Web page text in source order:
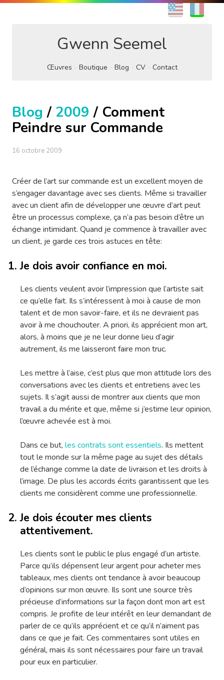
EN
Gwenn Seemel
Œuvres Boutique Blog CV Contact
Blog / 2009 / Comment
Peindre sur Commande
16 octobre 2009
Créer de l’art sur commande est un excellent moyen de
s’engager davantage avec ses clients. Même si travailler
avec un client afin de développer une œuvre d’art peut
être un processus complexe, ça n’a pas besoin d’être un
échange intimidant. Quand je commence à travailler avec
un client, je garde ces trois astuces en tête:
Je dois avoir confiance en moi.
Les clients veulent avoir l’impression que l’artiste sait
ce qu’elle fait. Ils s’intéressent à moi à cause de mon
talent et de mon savoir-faire, et ils ne devraient pas
avoir à me chouchouter. A priori, ils apprécient mon art,
alors, à moins que je ne leur donne lieu d’agir
autrement, ils me laisseront faire mon truc.
Les mettre à l’aise, c’est plus que mon attitude lors des
conversations avec les clients et entretiens avec les
sujets. Il s’agit aussi de montrer aux clients que mon
travail a du mérite et que, même si j’estime leur opinion,
l’œuvre achevée est à moi.
Dans ce but, les contrats sont essentiels. Ils mettent
tout le monde sur la même page au sujet des détails
de l’échange comme la date de livraison et les droits à
l’image. De plus les accords écrits garantissent que les
clients me considèrent comme une professionnelle.
Je dois écouter mes clients
attentivement.
Les clients sont le public le plus engagé d’un artiste.
Parce qu’ils dépensent leur argent pour acheter mes
tableaux, mes clients ont tendance à avoir beaucoup
d’opinions sur mon œuvre. Ils sont une source très
précieuse d’informations sur la façon dont mon art est
compris. Je profite de leur intérêt en leur demandant de
parler de ce qu’ils apprécient et ce qu’il n’aiment pas
dans ce que je fait. Ces commentaires sont utiles en
général, mais ils sont nécessaires pour faire un travail
pour eux en particulier.